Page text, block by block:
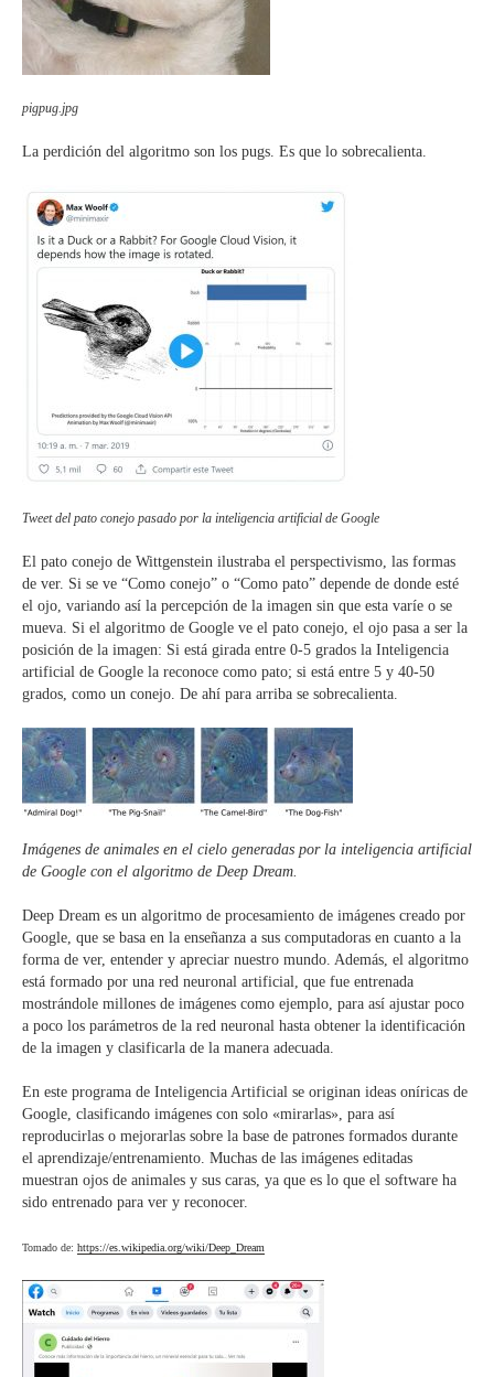
pigpug.jpg
La perdición del algoritmo son los pugs. Es que lo sobrecalienta.
Tweet del pato conejo pasado por la inteligencia artificial de Google
El pato conejo de Wittgenstein ilustraba el perspectivismo, las formas
de ver. Si se ve “Como conejo” o “Como pato” depende de donde esté
el ojo, variando así la percepción de la imagen sin que esta varíe o se
mueva. Si el algoritmo de Google ve el pato conejo, el ojo pasa a ser la
posición de la imagen: Si está girada entre 0-5 grados la Inteligencia
artificial de Google la reconoce como pato; si está entre 5 y 40-50
grados, como un conejo. De ahí para arriba se sobrecalienta.
Imágenes de animales en el cielo generadas por la inteligencia artificial
de Google con el algoritmo de Deep Dream.
Deep Dream es un algoritmo de procesamiento de imágenes creado por
Google, que se basa en la enseñanza a sus computadoras en cuanto a la
forma de ver, entender y apreciar nuestro mundo. Además, el algoritmo
está formado por una red neuronal artificial, que fue entrenada
mostrándole millones de imágenes como ejemplo, para así ajustar poco
a poco los parámetros de la red neuronal hasta obtener la identificación
de la imagen y clasificarla de la manera adecuada.
En este programa de Inteligencia Artificial se originan ideas oníricas de
Google, clasificando imágenes con solo «mirarlas», para así
reproducirlas o mejorarlas sobre la base de patrones formados durante
el aprendizaje/entrenamiento. Muchas de las imágenes editadas
muestran ojos de animales y sus caras, ya que es lo que el software ha
sido entrenado para ver y reconocer.
Tomado de: https://es.wikipedia.org/wiki/Deep_Dream